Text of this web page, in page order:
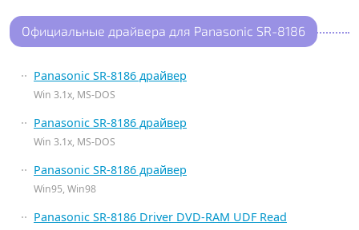
Официальные драйвера для Panasonic SR-8186
Panasonic SR-8186 драйвер
Win 3.1x, MS-DOS
Panasonic SR-8186 драйвер
Win 3.1x, MS-DOS
Panasonic SR-8186 драйвер
Win95, Win98
Panasonic SR-8186 Driver DVD-RAM UDF Read